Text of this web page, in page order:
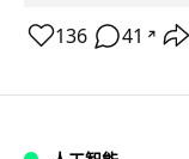
136 41 ↗